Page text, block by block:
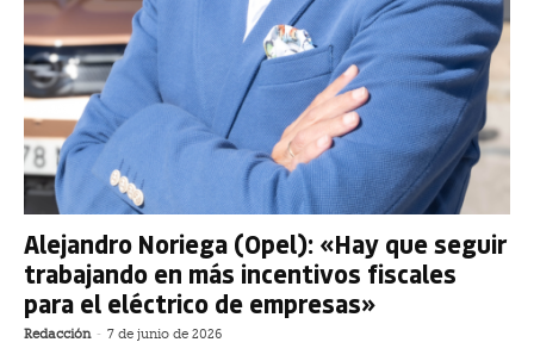
Alejandro Noriega (Opel): «Hay que seguir
trabajando en más incentivos fiscales
para el eléctrico de empresas»
Redacción - 7 de junio de 2026